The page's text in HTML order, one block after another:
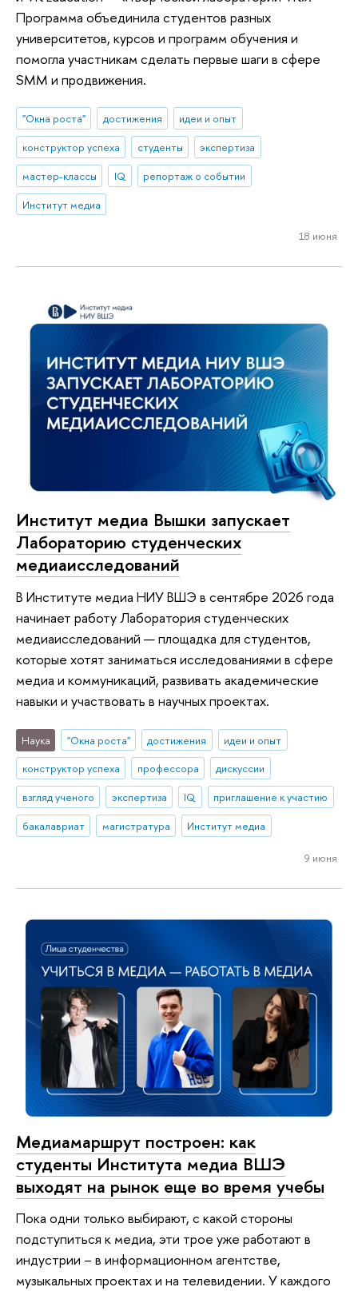
Программа объединила студентов разных
университетов, курсов и программ обучения и
помогла участникам сделать первые шаги в сфере
SMM и продвижения.
"Окна роста" достижения
идеи и опыт
конструктор успеха
студенты
экспертиза
мастер-классы
IQ
репортаж о событии
Институт медиа
18 июня
Институт медиа Вышки запускает
Лабораторию студенческих
медиаисследований
В Институте медиа НИУ ВШЭ в сентябре 2026 года
начинает работу Лаборатория студенческих
медиаисследований — площадка для студентов,
которые хотят заниматься исследованиями в сфере
медиа и коммуникаций, развивать академические
навыки и участвовать в научных проектах.
Наука "Окна роста" достижения
идеи и опыт
конструктор успеха
профессора
дискуссии
взгляд ученого
экспертиза IQ
приглашение к участию
бакалавриат
магистратура Институт медиа
9 июня
Медиамаршрут построен: как
студенты Института медиа ВШЭ
выходят на рынок еще во время учебы
Пока одни только выбирают, с какой стороны
подступиться к медиа, эти трое уже работают в
индустрии – в информационном агентстве,
музыкальных проектах и на телевидении. У каждого